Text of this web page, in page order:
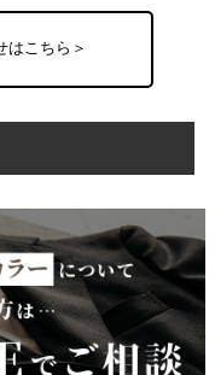
はこちら＞